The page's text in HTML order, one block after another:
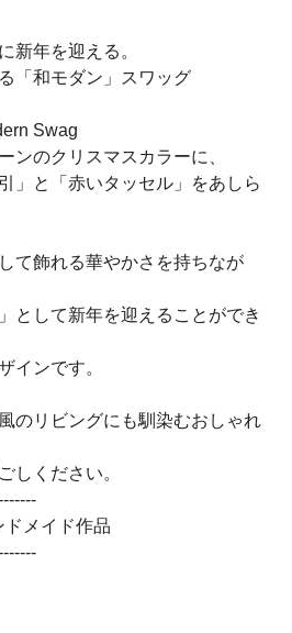
新年を迎える。
「和モダン」スワッグ
Swag
ンのクリスマスカラーに、
」と「赤いタッセル」をあしら
て飾れる華やかさを持ちなが
として新年を迎えることができ
インです。
のリビングにも馴染むおしゃれ
しください。
ドメイド作品